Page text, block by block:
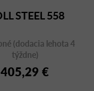
STEEL 558
(dodacia lehota 4
týždne)
405,29 €